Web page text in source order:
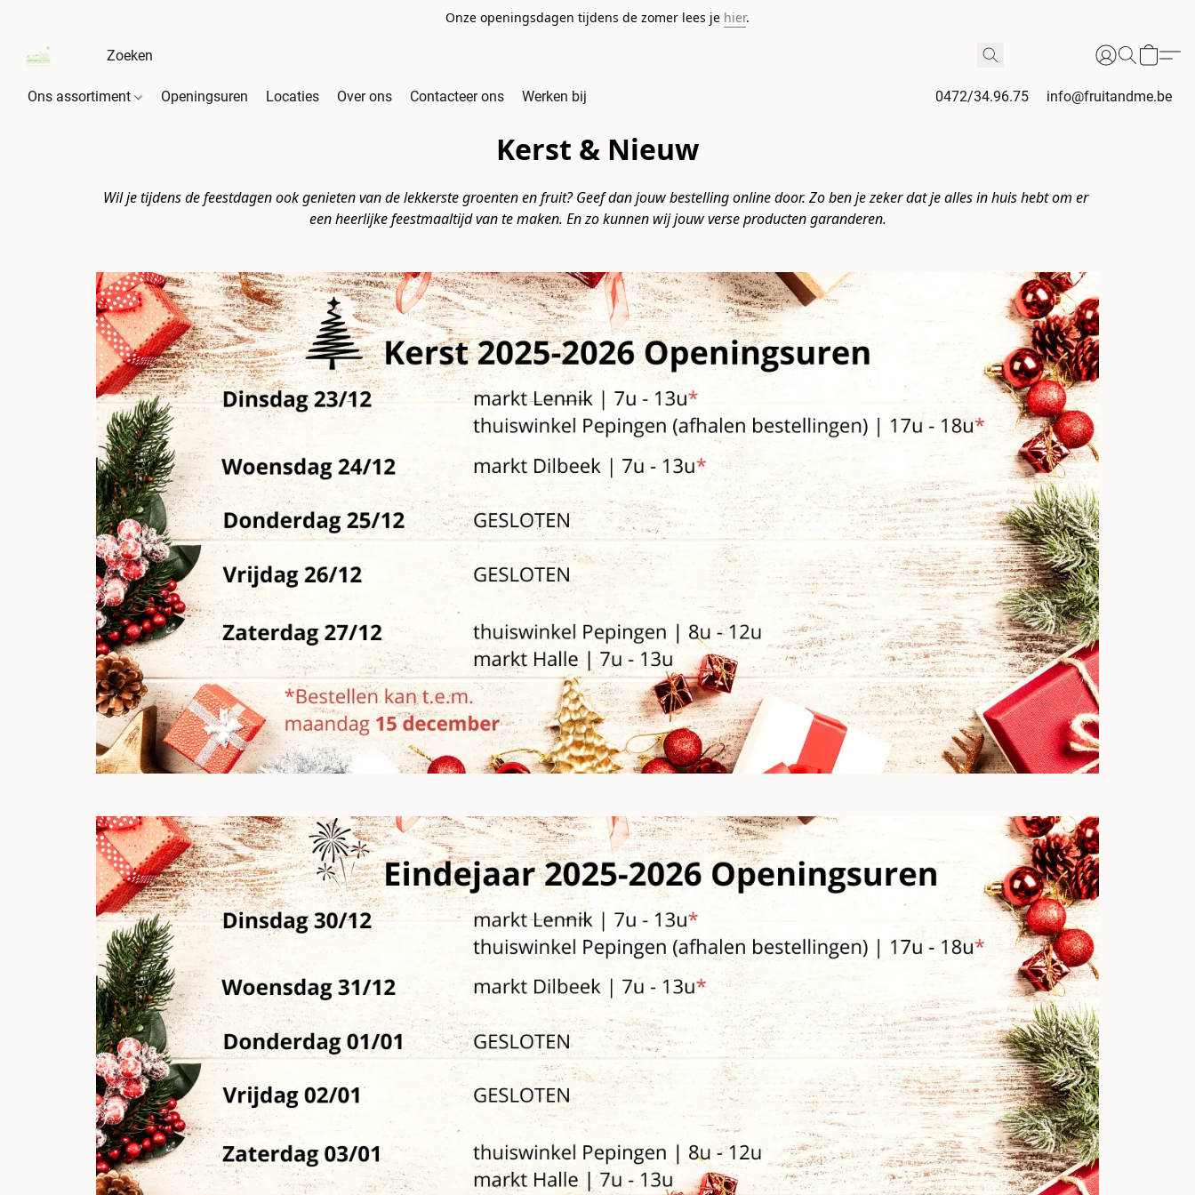
Onze openingsdagen tijdens de zomer lees je hier.
Ons assortiment Openingsuren Locaties Over ons Contacteer ons Werken bij 0472/34.96.75 info@fruitandme.be
Kerst & Nieuw
Wil je tijdens de feestdagen ook genieten van de lekkerste groenten en fruit? Geef dan jouw bestelling online door. Zo ben je zeker dat je alles in huis hebt om er
een heerlijke feestmaaltijd van te maken. En zo kunnen wij jouw verse producten garanderen.